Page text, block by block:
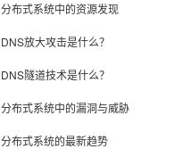
分布式系统中的资源发现
DNS放大攻击是什么？
DNS隧道技术是什么？
分布式系统中的漏洞与威胁
分布式系统的最新趋势